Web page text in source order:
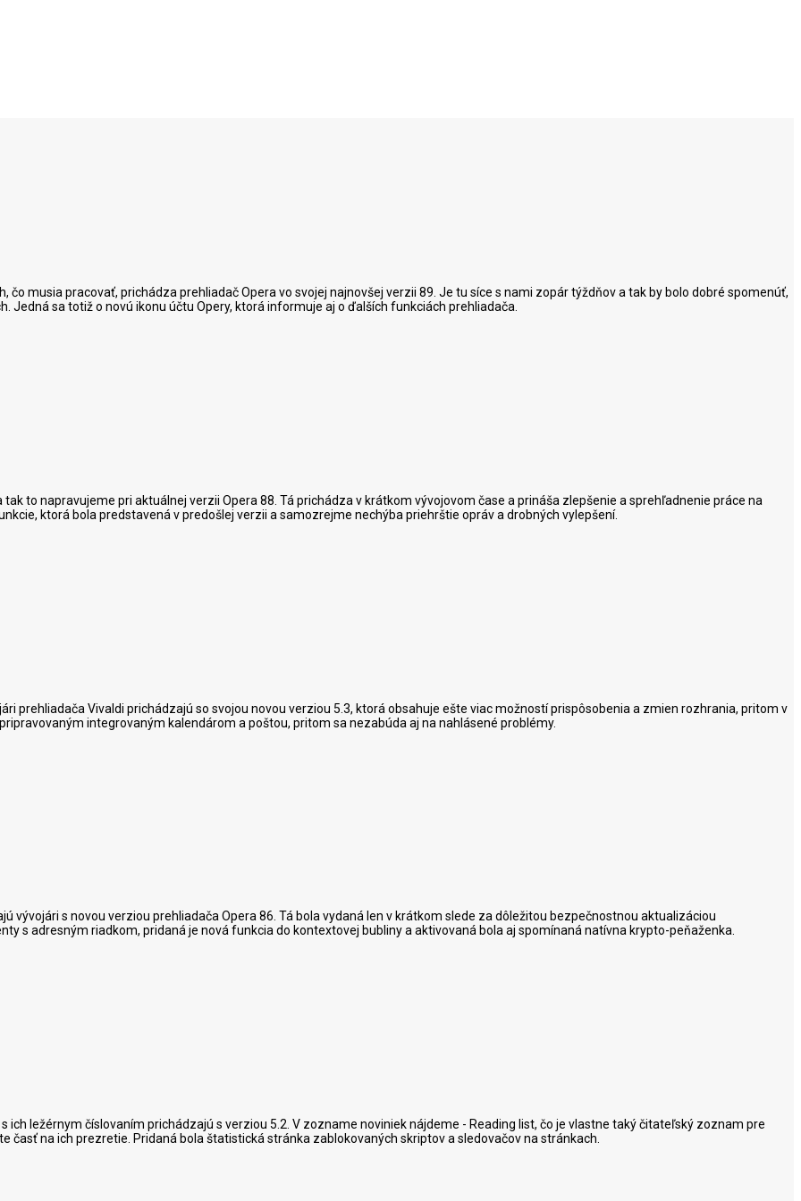
čo musia pracovať, prichádza prehliadač Opera vo svojej najnovšej verzii 89. Je tu síce s nami zopár týždňov a tak by bolo dobré spomenúť,
Jedná sa totiž o novú ikonu účtu Opery, ktorá informuje aj o ďalších funkciách prehliadača.
to napravujeme pri aktuálnej verzii Opera 88. Tá prichádza v krátkom vývojovom čase a prináša zlepšenie a sprehľadnenie práce na
ktorá bola predstavená v predošlej verzii a samozrejme nechýba priehrštie opráv a drobných vylepšení.
prehliadača Vivaldi prichádzajú so svojou novou verziou 5.3, ktorá obsahuje ešte viac možností prispôsobenia a zmien rozhrania, pritom v
integrovaným kalendárom a poštou, pritom sa nezabúda aj na nahlásené problémy.
vývojári s novou verziou prehliadača Opera 86. Tá bola vydaná len v krátkom slede za dôležitou bezpečnostnou aktualizáciou
s adresným riadkom, pridaná je nová funkcia do kontextovej bubliny a aktivovaná bola aj spomínaná natívna krypto-peňaženka.
ich ležérnym číslovaním prichádzajú s verziou 5.2. V zozname noviniek nájdeme - Reading list, čo je vlastne taký čitateľský zoznam pre
na ich prezretie. Pridaná bola štatistická stránka zablokovaných skriptov a sledovačov na stránkach.